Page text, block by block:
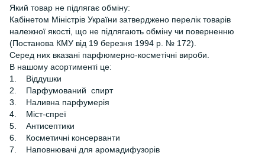
Який товар не підлягає обміну:
Кабінетом Міністрів України затверджено перелік товарів
належної якості, що не підлягають обміну чи поверненню
(Постанова КМУ від 19 березня 1994 р. № 172).
Серед них вказані парфюмерно-косметічні вироби.
В нашому асортименті це:
1. Віддушки
2. Парфумований спирт
3. Наливна парфумерія
4. Міст-спреї
5. Антисептики
6. Косметичні консерванти
7. Наповнювачі для аромадифузорів